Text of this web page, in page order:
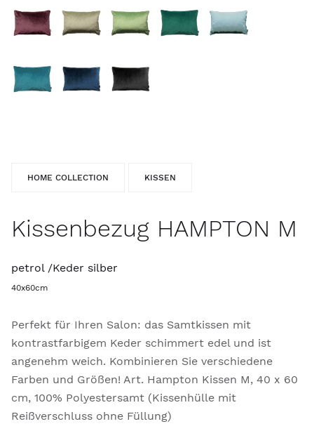
HOME COLLECTION KISSEN
Kissenbezug HAMPTON M
petrol /Keder silber
40x60cm
Perfekt für Ihren Salon: das Samtkissen mit
kontrastfarbigem Keder schimmert edel und ist
angenehm weich. Kombinieren Sie verschiedene
Farben und Größen! Art. Hampton Kissen M, 40 x 60
cm, 100% Polyestersamt (Kissenhülle mit
Reißverschluss ohne Füllung)